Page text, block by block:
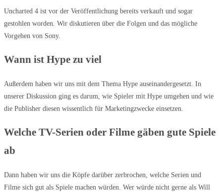
Uncharted 4 ist vor der Veröffentlichung bereits verkauft und sogar
gestohlen worden. Wir diskutieren über die Folgen und das mögliche
Vorgehen von Sony.
Wann ist Hype zu viel
Außerdem haben wir uns mit dem Thema Hype auseinandergesetzt. In
unserer Diskussion ging es darum, wie Spieler mit Hype umgehen und wie
die Publisher diesen wissentlich für Marketingzwecke einsetzen.
Welche TV-Serien oder Filme gäben gute Spiele
ab
Dann haben wir uns die Köpfe darüber zerbrochen, welche Serien und
Filme sich gut als Spiele machen würden. Wer würde nicht gerne als Will